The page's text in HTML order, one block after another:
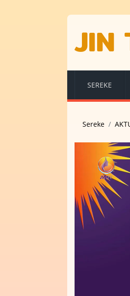
JIN
SEREKE
Sereke